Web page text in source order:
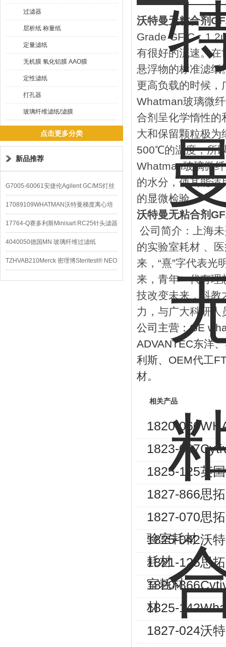
过滤器
层析纸 称量纸
定量滤纸
无机膜 氧化铝膜 AAO膜
定性滤纸
打孔器
玻璃纤维滤纸/滤膜
点击更多分类
新品推荐
G7005-60061安捷伦Agilent GC/MS灯丝
配件
17089109WHATMAN沃特曼梯度离心培
养基
17764-Q赛多利斯Minisart RC25针头滤器
4040050德国MN 玻璃纤维过滤纸
TZHVAB210Merck 密理博Steritest® NEO
设备
沃特曼无粘合剂
Grade GF/C：
有很好的流速。在
悬浮物的标准滤纸
更高负载的时候，
Whatman玻璃微
合剂呈化学惰性的
大和保留颗粒极为
500℃的温度，所
Whatman玻璃微
的水分，使其能适
的显微检验。
沃特曼无粘合剂
公司简介：上海
的实验室耗材 、
来， “熹”字代表光
来，青年一代有理
技改变未来，科教
力，与广大科研人
公司主营：GE
ADVANTEC东洋
利斯、 OEM代工
材。
相关产品
1820-
1823-
1825-125英
1827-866思
1827-070思
验室耗材
1825-042沃
耗材
1821-125思
室耗材
1820-
材
1825-
1827-024沃